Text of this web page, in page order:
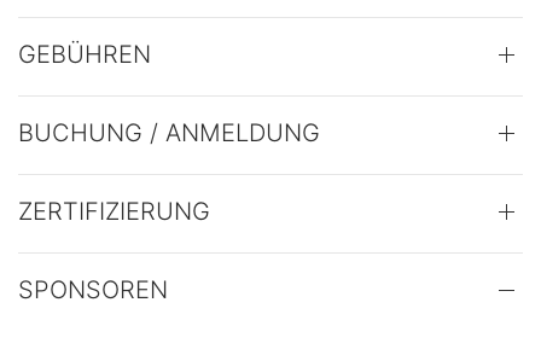
GEBÜHREN
BUCHUNG / ANMELDUNG
ZERTIFIZIERUNG
SPONSOREN